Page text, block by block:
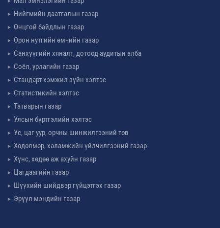
Нийгмийн даатгалын газар
Онцгой байдлын газар
Орон нутгийн өмчийн газар
Санхүүгийн хяналт, дотоод аудитын алба
Соёл, урлагийн газар
Стандарт хэмжил зүйн хэлтэс
Статистикийн хэлтэс
Татварын газар
Улсын бүртгэлийн хэлтэс
Ус, цаг уур, орчны шинжилгээний төв
Хөдөлмөр, халамжийн үйлчилгээний газар
Хүнс, хөдөө аж ахуйн газар
Цагдаагийн газар
Шүүхийн шийдвэр гүйцэтгэх газар
Эрүүл мэндийн газар